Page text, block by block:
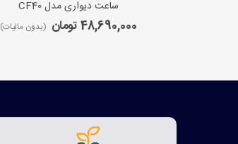
ساعت دیواری مدل CF40
48,690,000 تومان (بدون مالیات)